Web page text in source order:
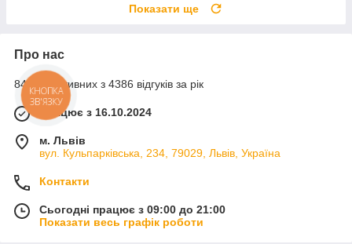
Показати ще
Про нас
84% позитивних з 4386 відгуків за рік
Працює з 16.10.2024
м. Львів
вул. Кульпарківська, 234, 79029, Львів, Україна
Контакти
Сьогодні працює з 09:00 до 21:00
Показати весь графік роботи
КНОПКА
ЗВ'ЯЗКУ